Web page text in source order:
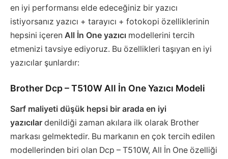
en iyi performansı elde edeceğiniz bir yazıcı
istiyorsanız yazıcı + tarayıcı + fotokopi özelliklerinin
hepsini içeren All İn One yazıcı modellerini tercih
etmenizi tavsiye ediyoruz. Bu özellikleri taşıyan en iyi
yazıcılar şunlardır:
Brother Dcp – T510W All İn One Yazıcı Modeli
Sarf maliyeti düşük hepsi bir arada en iyi
yazıcılar denildiği zaman akılara ilk olarak Brother
markası gelmektedir. Bu markanın en çok tercih edilen
modellerinden biri olan Dcp – T510W, All İn One özelliği